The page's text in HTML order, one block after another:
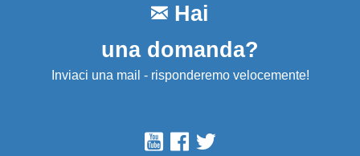
Hai
una domanda?
Inviaci una mail - risponderemo velocemente!